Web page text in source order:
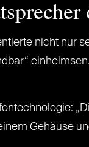
nicht nur
Gehäuse